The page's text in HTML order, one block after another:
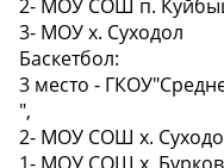
2- МОУ СОШ п.
3- МОУ х. Суходол
Баскетбол:
3 место -
",
2- МОУ СОШ х.